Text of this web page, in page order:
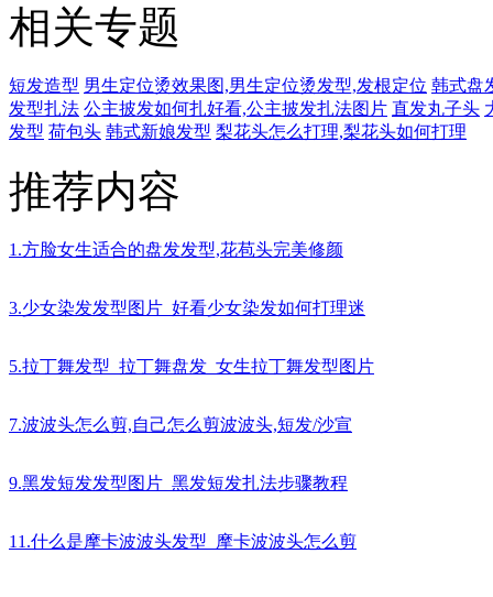
相关专题
短发造型 男生定位烫效果图,男生定位烫发型,发根定位 韩式盘
发型扎法 公主披发如何扎好看,公主披发扎法图片 直发丸子头
发型 荷包头 韩式新娘发型 梨花头怎么打理,梨花头如何打理
推荐内容
1.方脸女生适合的盘发发型,花苞头完美修颜
3.少女染发发型图片_好看少女染发如何打理迷
5.拉丁舞发型_拉丁舞盘发_女生拉丁舞发型图片
7.波波头怎么剪,自己怎么剪波波头,短发/沙宣
9.黑发短发发型图片_黑发短发扎法步骤教程
11.什么是摩卡波波头发型_摩卡波波头怎么剪